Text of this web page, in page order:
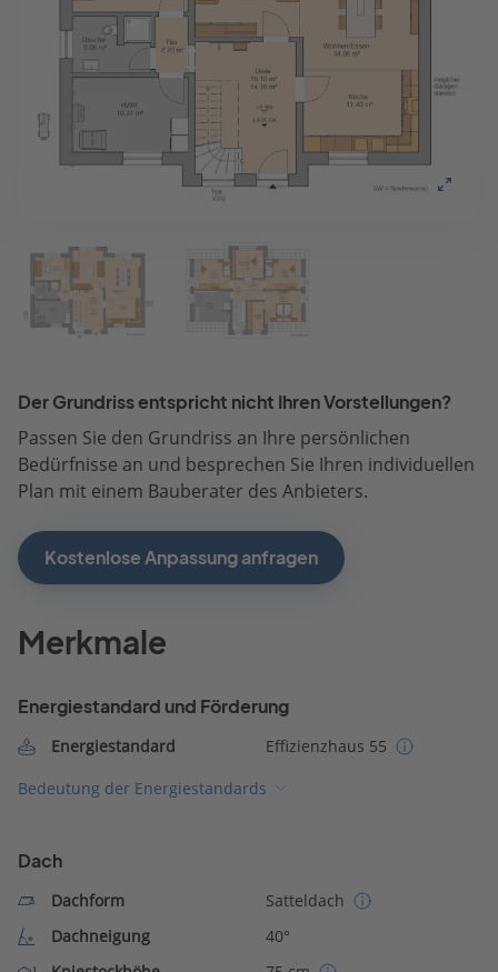
Der Grundriss entspricht nicht Ihren Vorstellungen?
Passen Sie den Grundriss an Ihre persönlichen
Bedürfnisse an und besprechen Sie Ihren individuellen
Plan mit einem Bauberater des Anbieters.
Kostenlose Anpassung anfragen
Merkmale
Energiestandard und Förderung
Energiestandard
Effizienzhaus 55
Bedeutung der Energiestandards
Dach
Dachform
Satteldach
Dachneigung
40°